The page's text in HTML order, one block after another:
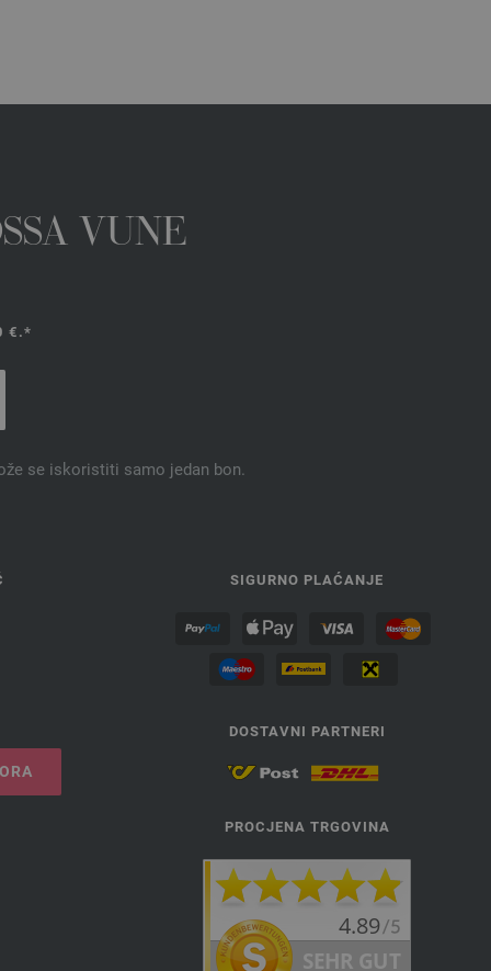
VUNE
€.*
se iskoristiti samo jedan bon.
SIGURNO PLAĆANJE
DOSTAVNI PARTNERI
PROCJENA TRGOVINA